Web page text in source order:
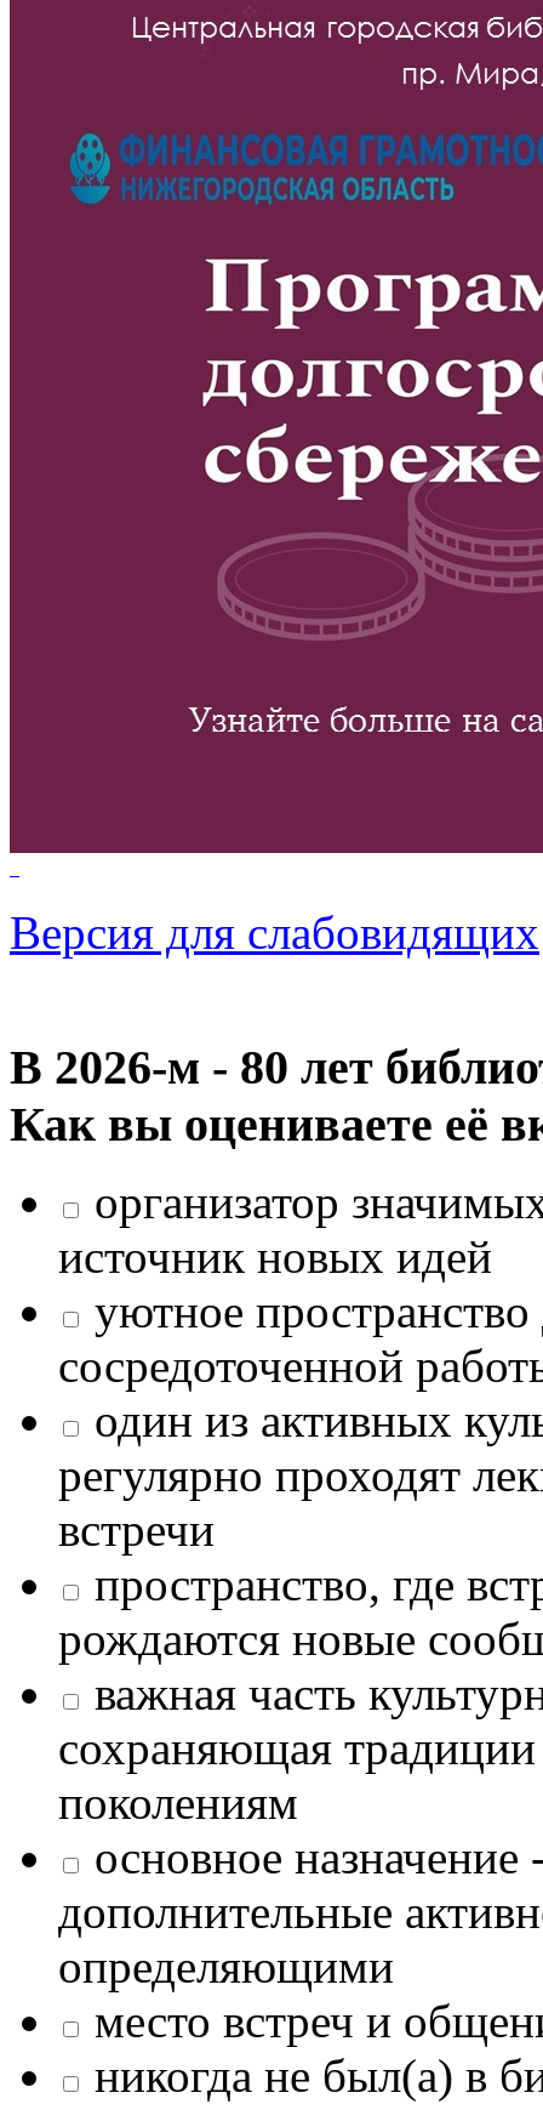
Версия для слабовидящих
В 2026‑м - 80 лет
Как вы оцениваете её
организатор
источник новых идей
уютное
сосредоточенной
один из активных
регулярно проходят
встречи
пространство, где
рождаются новые
важная часть
сохраняющая
поколениям
основное назначение
дополнительные
определяющими
место встреч и
никогда не был(а) в